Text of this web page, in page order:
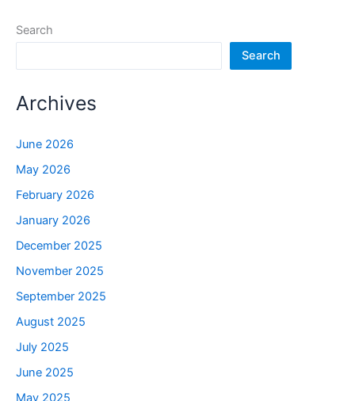
Search
Search
Archives
June 2026
May 2026
February 2026
January 2026
December 2025
November 2025
September 2025
August 2025
July 2025
June 2025
May 2025